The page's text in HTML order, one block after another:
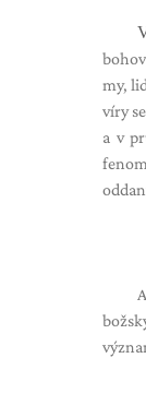
my,
víry
a v